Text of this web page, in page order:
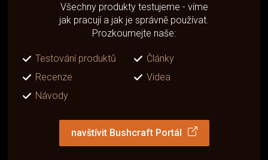
Všechny produkty testujeme - víme
jak pracují a jak je správně používat.
Prozkoumejte naše:
Testování produktů
Články
Recenze
Videa
Návody
navštívit Bushcraft Portál